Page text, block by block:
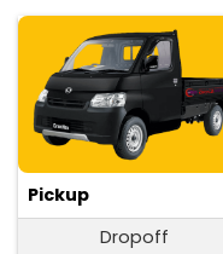
Pickup
Dropoff